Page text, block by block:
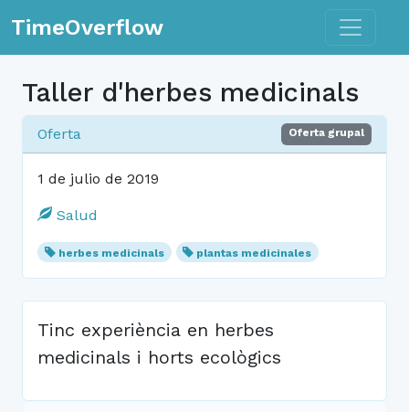
TimeOverflow Toggle
Taller d'herbes medicinals
Oferta Oferta grupal
1 de julio de 2019
Salud
herbes medicinals plantas medicinales
Tinc experiència en herbes
medicinals i horts ecològics